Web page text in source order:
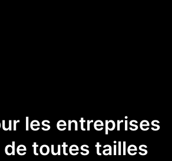
les entreprises
toutes tailles